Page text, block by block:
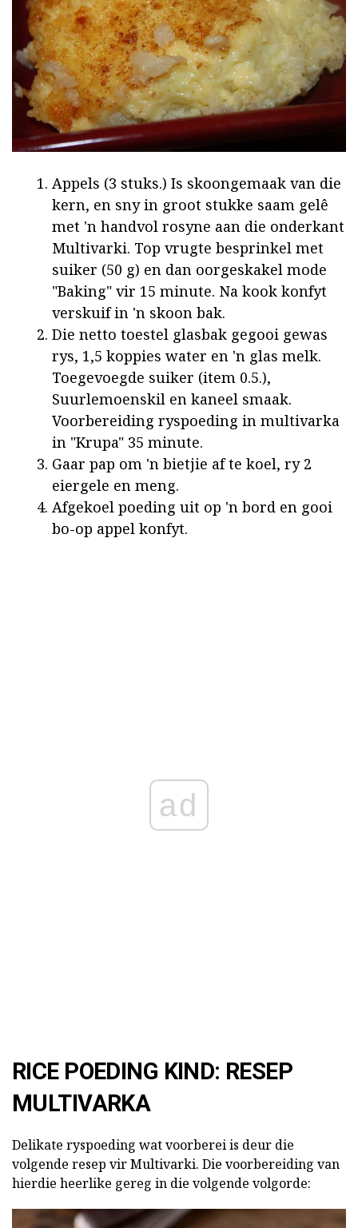
Appels (3 stuks.) Is skoongemaak van die
kern, en sny in groot stukke saam gelê
met 'n handvol rosyne aan die onderkant
Multivarki. Top vrugte besprinkel met
suiker (50 g) en dan oorgeskakel mode
"Baking" vir 15 minute. Na kook konfyt
verskuif in 'n skoon bak.
Die netto toestel glasbak gegooi gewas
rys, 1,5 koppies water en 'n glas melk.
Toegevoegde suiker (item 0.5.),
Suurlemoenskil en kaneel smaak.
Voorbereiding ryspoeding in multivarka
in "Krupa" 35 minute.
Gaar pap om 'n bietjie af te koel, ry 2
eiergele en meng.
Afgekoel poeding uit op 'n bord en gooi
bo-op appel konfyt.
ad
RICE POEDING KIND: RESEP
MULTIVARKA
Delikate ryspoeding wat voorberei is deur die
volgende resep vir Multivarki. Die voorbereiding van
hierdie heerlike gereg in die volgende volgorde: